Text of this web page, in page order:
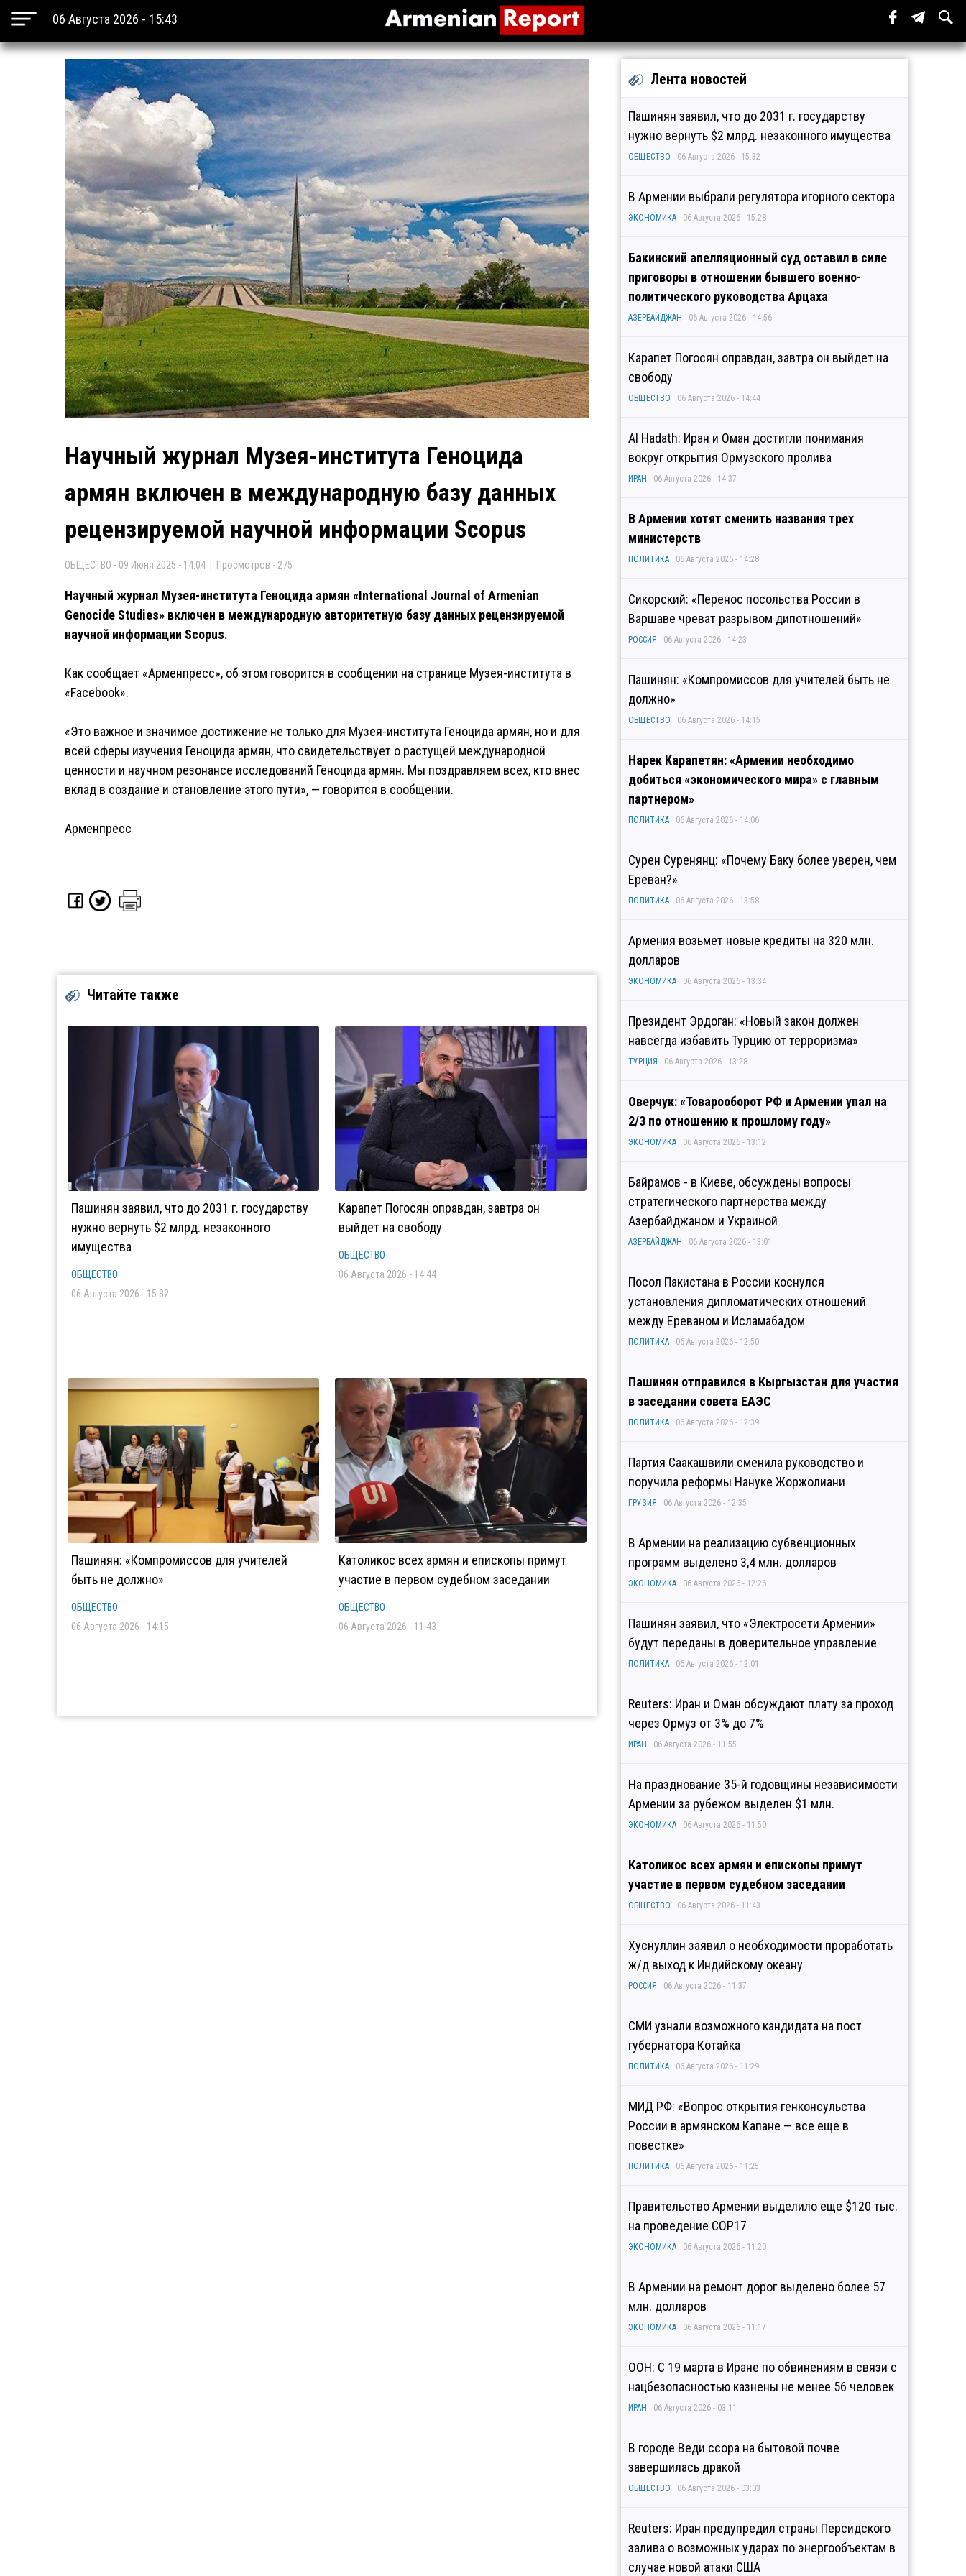
06 Августа 2026 - 15:43
Научный журнал Музея-института Геноцида
армян включен в международную базу данных
рецензируемой научной информации Scopus
ОБЩЕСТВО - 09 Июня 2025 - 14:04 | Просмотров - 275
Научный журнал Музея-института Геноцида армян «International Journal of Armenian
Genocide Studies» включен в международную авторитетную базу данных рецензируемой
научной информации Scopus.
Как сообщает «Арменпресс», об этом говорится в сообщении на странице Музея-института в
«Facebook».
«Это важное и значимое достижение не только для Музея-института Геноцида армян, но и для
всей сферы изучения Геноцида армян, что свидетельствует о растущей международной
ценности и научном резонансе исследований Геноцида армян. Мы поздравляем всех, кто внес
вклад в создание и становление этого пути», — говорится в сообщении.
Арменпресс
Читайте также
Пашинян заявил, что до 2031 г. государству
нужно вернуть $2 млрд. незаконного
имущества
ОБЩЕСТВО
06 Августа 2026 - 15:32
Карапет Погосян оправдан, завтра он
выйдет на свободу
ОБЩЕСТВО
06 Августа 2026 - 14:44
Пашинян: «Компромиссов для учителей
быть не должно»
ОБЩЕСТВО
06 Августа 2026 - 14:15
Католикос всех армян и епископы примут
участие в первом судебном заседании
ОБЩЕСТВО
06 Августа 2026 - 11:43
Лента новостей
Пашинян заявил, что до 2031 г. государству
нужно вернуть $2 млрд. незаконного имущества
ОБЩЕСТВО 06 Августа 2026 - 15:32
В Армении выбрали регулятора игорного сектора
ЭКОНОМИКА 06 Августа 2026 - 15:28
Бакинский апелляционный суд оставил в силе
приговоры в отношении бывшего военно-
политического руководства Арцаха
АЗЕРБАЙДЖАН 06 Августа 2026 - 14:56
Карапет Погосян оправдан, завтра он выйдет на
свободу
ОБЩЕСТВО 06 Августа 2026 - 14:44
Al Hadath: Иран и Оман достигли понимания
вокруг открытия Ормузского пролива
ИРАН 06 Августа 2026 - 14:37
В Армении хотят сменить названия трех
министерств
ПОЛИТИКА 06 Августа 2026 - 14:28
Сикорский: «Перенос посольства России в
Варшаве чреват разрывом дипотношений»
РОССИЯ 06 Августа 2026 - 14:23
Пашинян: «Компромиссов для учителей быть не
должно»
ОБЩЕСТВО 06 Августа 2026 - 14:15
Нарек Карапетян: «Армении необходимо
добиться «экономического мира» с главным
партнером»
ПОЛИТИКА 06 Августа 2026 - 14:06
Сурен Суренянц: «Почему Баку более уверен, чем
Ереван?»
ПОЛИТИКА 06 Августа 2026 - 13:58
Армения возьмет новые кредиты на 320 млн.
долларов
ЭКОНОМИКА 06 Августа 2026 - 13:34
Президент Эрдоган: «Новый закон должен
навсегда избавить Турцию от терроризма»
ТУРЦИЯ 06 Августа 2026 - 13:28
Оверчук: «Товарооборот РФ и Армении упал на
2/3 по отношению к прошлому году»
ЭКОНОМИКА 06 Августа 2026 - 13:12
Байрамов - в Киеве, обсуждены вопросы
стратегического партнёрства между
Азербайджаном и Украиной
АЗЕРБАЙДЖАН 06 Августа 2026 - 13:01
Посол Пакистана в России коснулся
установления дипломатических отношений
между Ереваном и Исламабадом
ПОЛИТИКА 06 Августа 2026 - 12:50
Пашинян отправился в Кыргызстан для участия
в заседании совета ЕАЭС
ПОЛИТИКА 06 Августа 2026 - 12:39
Партия Саакашвили сменила руководство и
поручила реформы Нануке Жоржолиани
ГРУЗИЯ 06 Августа 2026 - 12:35
В Армении на реализацию субвенционных
программ выделено 3,4 млн. долларов
ЭКОНОМИКА 06 Августа 2026 - 12:26
Пашинян заявил, что «Электросети Армении»
будут переданы в доверительное управление
ПОЛИТИКА 06 Августа 2026 - 12:01
Reuters: Иран и Оман обсуждают плату за проход
через Ормуз от 3% до 7%
ИРАН 06 Августа 2026 - 11:55
На празднование 35-й годовщины независимости
Армении за рубежом выделен $1 млн.
ЭКОНОМИКА 06 Августа 2026 - 11:50
Католикос всех армян и епископы примут
участие в первом судебном заседании
ОБЩЕСТВО 06 Августа 2026 - 11:43
Хуснуллин заявил о необходимости проработать
ж/д выход к Индийскому океану
РОССИЯ 06 Августа 2026 - 11:37
СМИ узнали возможного кандидата на пост
губернатора Котайка
ПОЛИТИКА 06 Августа 2026 - 11:29
МИД РФ: «Вопрос открытия генконсульства
России в армянском Капане — все еще в
повестке»
ПОЛИТИКА 06 Августа 2026 - 11:25
Правительство Армении выделило еще $120 тыс.
на проведение COP17
ЭКОНОМИКА 06 Августа 2026 - 11:20
В Армении на ремонт дорог выделено более 57
млн. долларов
ЭКОНОМИКА 06 Августа 2026 - 11:17
ООН: С 19 марта в Иране по обвинениям в связи с
нацбезопасностью казнены не менее 56 человек
ИРАН 06 Августа 2026 - 03:11
В городе Веди ссора на бытовой почве
завершилась дракой
ОБЩЕСТВО 06 Августа 2026 - 03:03
Reuters: Иран предупредил страны Персидского
залива о возможных ударах по энергообъектам в
случае новой атаки США